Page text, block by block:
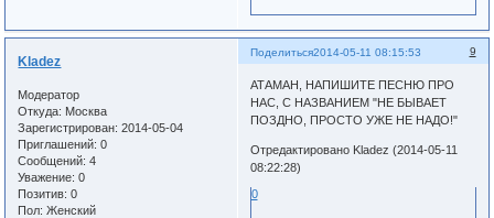
Поделиться 9
2014-05-11 08:15:53
Kladez
Модератор
Откуда: Москва
Зарегистрирован: 2014-05-04
Приглашений: 0
Сообщений: 4
Уважение: 0
Позитив: 0
Пол: Женский
АТАМАН, НАПИШИТЕ ПЕСНЮ ПРО
НАС, С НАЗВАНИЕМ "НЕ БЫВАЕТ
ПОЗДНО, ПРОСТО УЖЕ НЕ НАДО!"
Отредактировано Kladez (2014-05-11
08:22:28)
0